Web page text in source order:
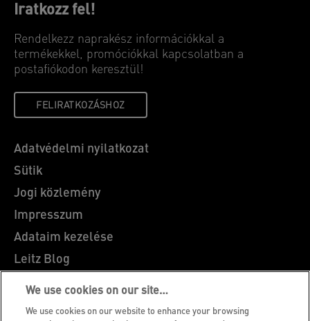
Iratkozz fel!
Rendelkezz naprakész információkkal a
termékekkel, promóciókkal kapcsolatban a
postafiókodon keresztül!
FELIRATKOZÁSHOZ
Adatvédelmi nyilatkozat
Sütik
Jogi közlemény
Impresszum
Adataim kezelése
Leitz Blog
Álláslehetőségek
Leitz EasyPrint
We use cookies on our site…
We use cookies on our website to enhance your browsing